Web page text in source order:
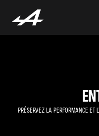
PRÉSERVEZ LA PERFORMANCE ET